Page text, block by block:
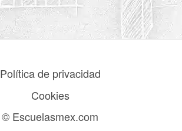
Política de privacidad
Cookies
© Escuelasmex.com